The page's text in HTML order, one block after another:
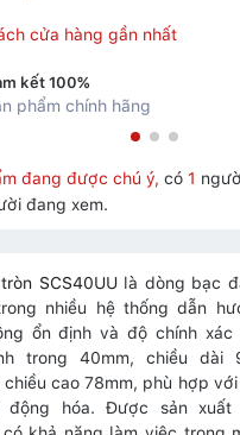
cửa hàng gần nhất
kết 100%
phẩm chính hãng
đang được chú ý, có 1
đang xem.
SCS40UUlà dòng bạc
nhiều hệ thống dẫn
ổn định và độ chính xác
trong 40mm, chiều dài
chiều cao 78mm, phù hợp
hóa. Được sản